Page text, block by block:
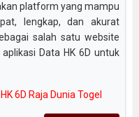
platform yang mampu
lengkap, dan akurat
salah satu website
Data HK 6D untuk
6D Raja Dunia Togel